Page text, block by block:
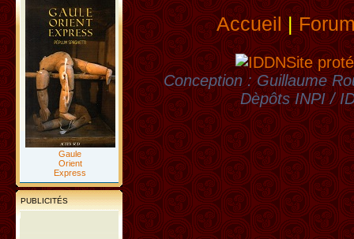
Gaule
Orient
Express
PUBLICITÉS
Accueil|
Site
Conception : Guillaume
Dèpôts INPI /